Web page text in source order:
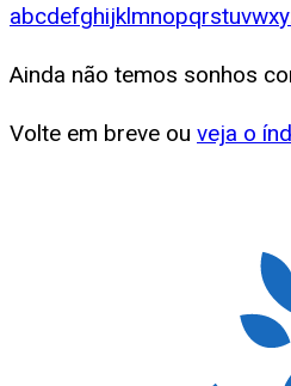
abcdefghijklmnopqrstuvwxy
Ainda não temos sonhos
Volte em breve ou veja o